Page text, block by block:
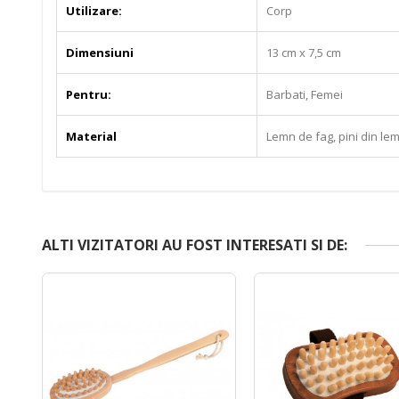
Utilizare: Corp
Dimensiuni 13 cm x 7,5 cm
Pentru: Barbati, Femei
Material Lemn de fag, pini din
ALTI VIZITATORI AU FOST INTERESATI SI DE: